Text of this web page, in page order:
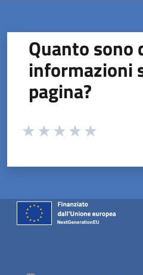
Quanto sono
informazioni
pagina?
Valuta da 1 a 5 stelle la pagina